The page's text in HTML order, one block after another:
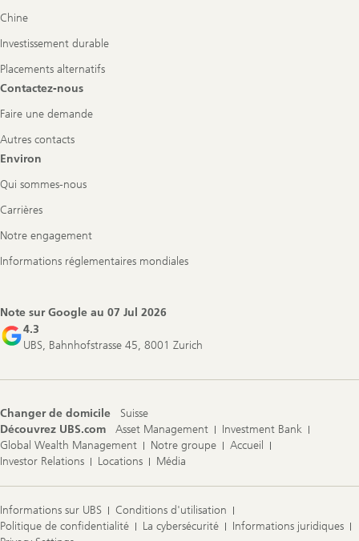
Chine
Investissement durable
Placements alternatifs
Contactez-nous
Faire une demande
Autres contacts
Environ
Qui sommes-nous
Carrières
Notre engagement
Informations réglementaires mondiales
Note sur Google au 07 Jul 2026
4.3
UBS, Bahnhofstrasse 45, 8001 Zurich
Changer de domicile
Suisse
Découvrez UBS.com
Asset Management
Investment Bank
Global Wealth Management
Notre groupe
Accueil
Investor Relations
Locations Média
Informations sur UBS
Conditions d'utilisation
Politique de confidentialité
La cybersécurité
Informations juridiques